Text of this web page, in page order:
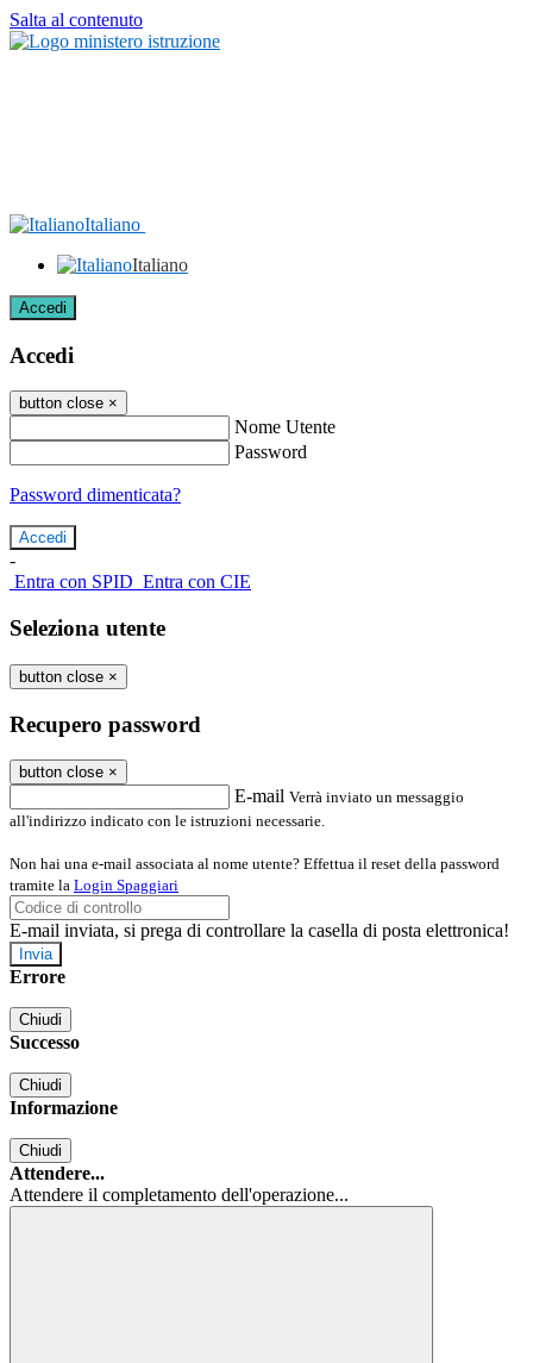
Salta al contenuto
Italiano
Italiano
Accedi
Accedi
button close ×
Nome Utente
Password
Password dimenticata?
-
Entra con SPID Entra con CIE
Seleziona utente
button close ×
Recupero password
button close ×
E-mail Verrà inviato un messaggio
all'indirizzo indicato con le istruzioni necessarie.
Non hai una e-mail associata al nome utente? Effettua il reset della password
tramite la Login Spaggiari
E-mail inviata, si prega di controllare la casella di posta elettronica!
Errore
Chiudi
Successo
Chiudi
Informazione
Chiudi
Attendere...
Attendere il completamento dell'operazione...